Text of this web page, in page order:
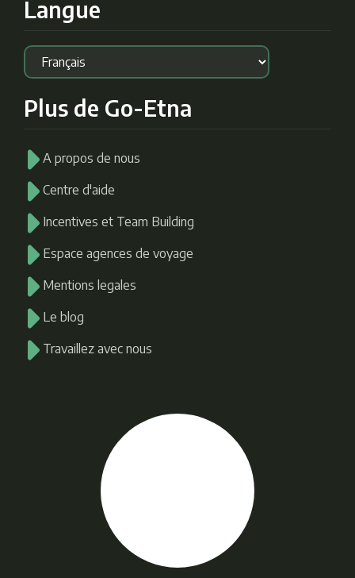
Langue
Plus de Go-Etna
A propos de nous
Centre d'aide
Incentives et Team Building
Espace agences de voyage
Mentions legales
Le blog
Travaillez avec nous